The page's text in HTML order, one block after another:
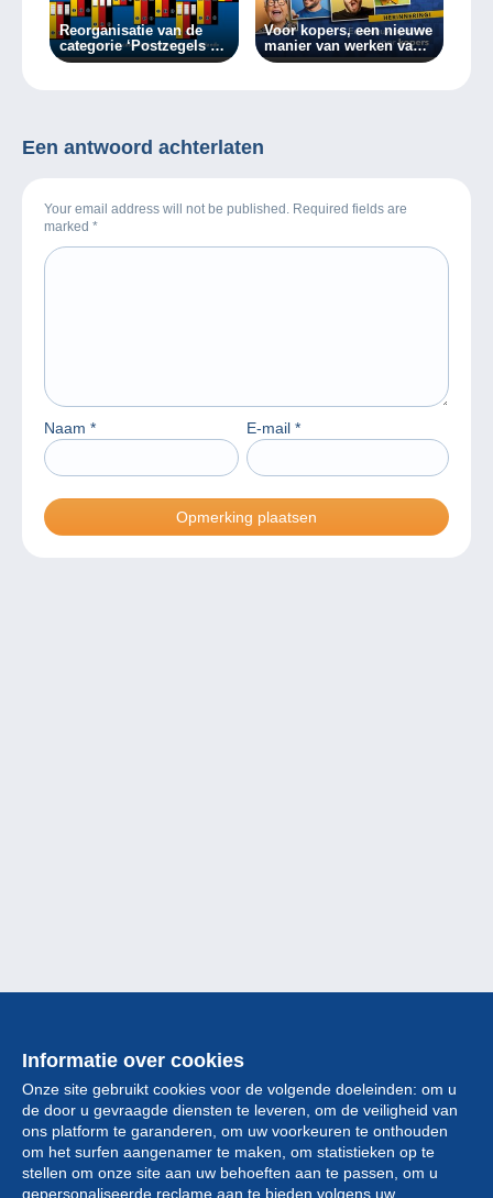
Reorganisatie van de
categorie ‘Postzegels >
Duitsland’
Voor kopers, een nieuwe
manier van werken vanaf
vandaag!
Een antwoord achterlaten
Your email address will not be published. Required fields are
marked *
Naam * E-mail *
Informatie over cookies
Onze site gebruikt cookies voor de volgende doeleinden: om u
de door u gevraagde diensten te leveren, om de veiligheid van
ons platform te garanderen, om uw voorkeuren te onthouden
om het surfen aangenamer te maken, om statistieken op te
stellen om onze site aan uw behoeften aan te passen, om u
gepersonaliseerde reclame aan te bieden volgens uw